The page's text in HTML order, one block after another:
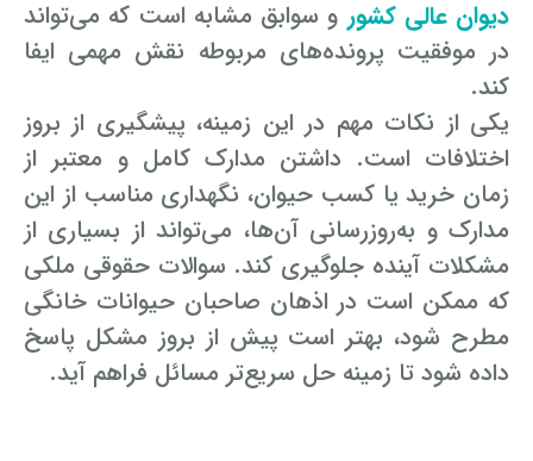
دیوان عالی کشور و سوابق مشابه است که می‌تواند
در موفقیت پرونده‌های مربوطه نقش مهمی ایفا
کند.
یکی از نکات مهم در این زمینه، پیشگیری از بروز
اختلافات است. داشتن مدارک کامل و معتبر از
زمان خرید یا کسب حیوان، نگهداری مناسب از این
مدارک و به‌روزرسانی آن‌ها، می‌تواند از بسیاری از
مشکلات آینده جلوگیری کند. سوالات حقوقی ملکی
که ممکن است در اذهان صاحبان حیوانات خانگی
مطرح شود، بهتر است پیش از بروز مشکل پاسخ
داده شود تا زمینه حل سریع‌تر مسائل فراهم آید.